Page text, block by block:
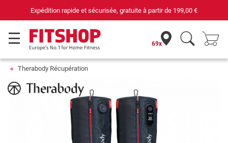
Expédition rapide et sécurisée, gratuite à partir de 199,00 €
69x
Therabody Récupération